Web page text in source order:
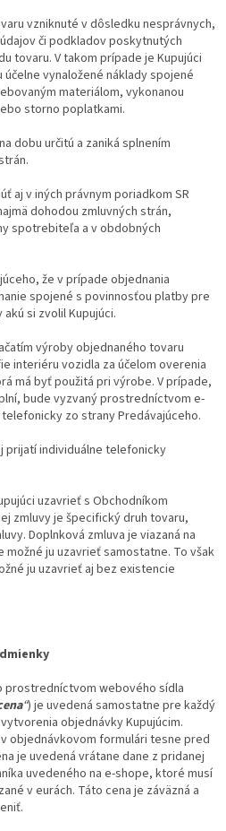
vzniknuté v dôsledku nesprávnych,
či podkladov poskytnutých
tovaru. V takom prípade je Kupujúci
vynaložené náklady spojené
materiálom, vykonanou
storno poplatkami.
dobu určitú a zaniká splnením
aj v iných právnym poriadkom SR
dohodou zmluvných strán,
spotrebiteľa a v obdobných
že v prípade objednania
spojené s povinnosťou platby pre
si zvolil Kupujúci.
výroby objednaného tovaru
interiéru vozidla za účelom overenia
má byť použitá pri výrobe. V prípade,
bude vyzvaný prostredníctvom e-
zo strany Predávajúceho.
prijatí individuálne telefonicky
uzavrieť s Obchodníkom
zmluvy je špecifický druh tovaru,
Doplnková zmluva je viazaná na
možné ju uzavrieť samostatne. To však
ju uzavrieť aj bez existencie
prostredníctvom webového sídla
“) je uvedená samostatne pre každý
objednávky Kupujúcim.
objednávkovom formulári tesne pred
je uvedená vrátane dane z pridanej
uvedeného na e-shope, ktoré musí
v eurách. Táto cena je záväzná a